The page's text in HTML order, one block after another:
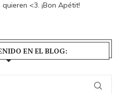
<3. ¡Bon Apétit!
EN EL BLOG: